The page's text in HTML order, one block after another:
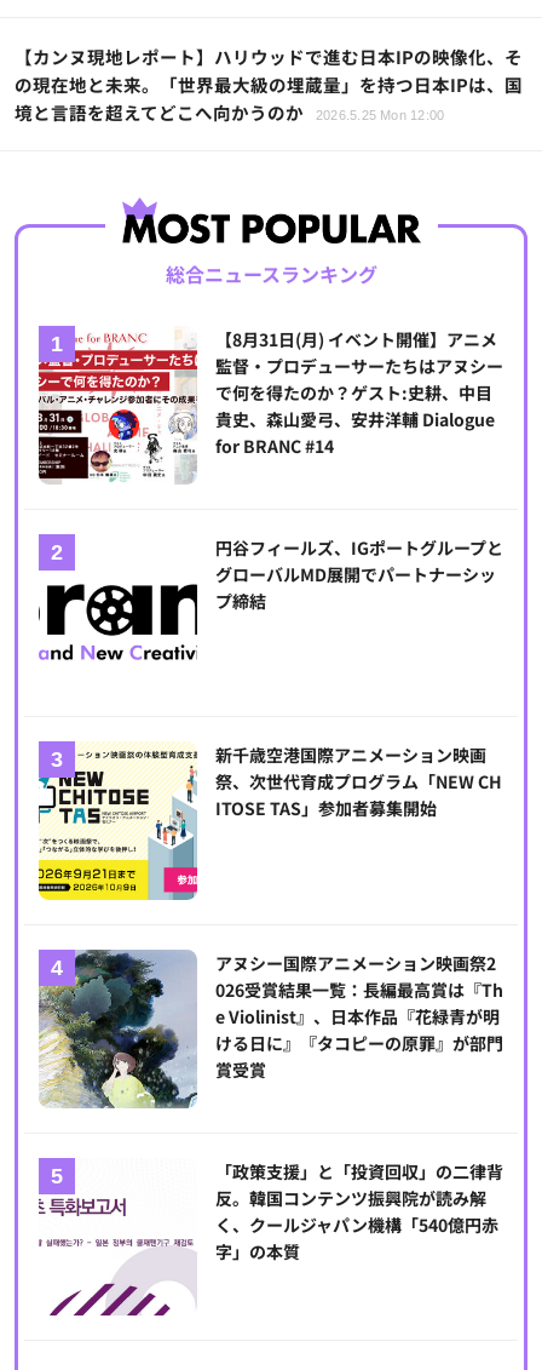
【カンヌ現地レポート】ハリウッドで進む日本IPの映像化、そ
の現在地と未来。「世界最大級の埋蔵量」を持つ日本IPは、国
境と言語を超えてどこへ向かうのか
2026.5.25 Mon 12:00
総合ニュースランキング
【8月31日(月) イベント開催】アニメ
監督・プロデューサーたちはアヌシー
で何を得たのか？ゲスト:史耕、中目
貴史、森山愛弓、安井洋輔 Dialogue
for BRANC #14
円谷フィールズ、IGポートグループと
グローバルMD展開でパートナーシッ
プ締結
新千歳空港国際アニメーション映画
祭、次世代育成プログラム「NEW CH
ITOSE TAS」参加者募集開始
アヌシー国際アニメーション映画祭2
026受賞結果一覧：長編最高賞は『Th
e Violinist』、日本作品『花緑青が明
ける日に』『タコピーの原罪』が部門
賞受賞
「政策支援」と「投資回収」の二律背
反。韓国コンテンツ振興院が読み解
く、クールジャパン機構「540億円赤
字」の本質